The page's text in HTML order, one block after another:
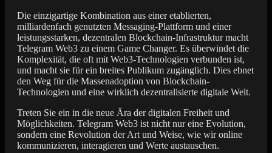
Die einzigartige Kombination aus einer etablierten,
milliardenfach genutzten Messaging-Plattform und einer
leistungsstarken, dezentralen Blockchain-Infrastruktur macht
Telegram Web3 zu einem Game Changer. Es überwindet die
Komplexität, die oft mit Web3-Technologien verbunden ist,
und macht sie für ein breites Publikum zugänglich. Dies ebnet
den Weg für die Massenadoption von Blockchain-
Technologien und eine wirklich dezentralisierte digitale Welt.
Treten Sie ein in die neue Ära der digitalen Freiheit und
Möglichkeiten. Telegram Web3 ist nicht nur eine Evolution,
sondern eine Revolution der Art und Weise, wie wir online
kommunizieren, interagieren und Werte austauschen.